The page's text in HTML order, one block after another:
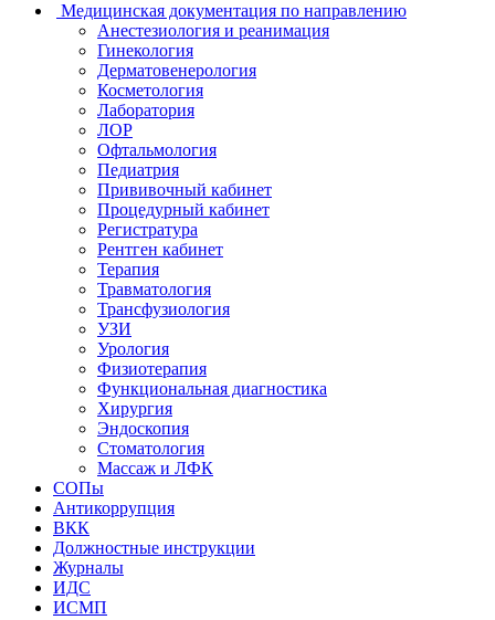
Медицинская документация по направлению
Анестезиология и реанимация
Гинекология
Дерматовенерология
Косметология
Лаборатория
ЛОР
Офтальмология
Педиатрия
Прививочный кабинет
Процедурный кабинет
Регистратура
Рентген кабинет
Терапия
Травматология
Трансфузиология
УЗИ
Урология
Физиотерапия
Функциональная диагностика
Хирургия
Эндоскопия
Стоматология
Массаж и ЛФК
СОПы
Антикоррупция
ВКК
Должностные инструкции
Журналы
ИДС
ИСМП